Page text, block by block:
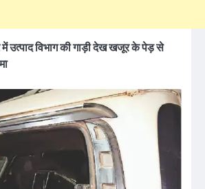
में उत्पाद विभाग की गाड़ी देख खजूर के पेड़ से